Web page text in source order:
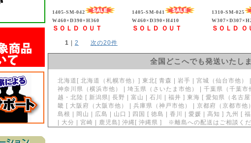
1405-SM-042
W460×D390×H360
ＳＯＬＤ ＯＵＴ
1405-SM-041
W460×D390×H410
ＳＯＬＤ ＯＵＴ
1310-SM-025
ＳＯＬＤ Ｏ
1 | 2 次の20件
全国どこへでも発送いたしま
北海道[ 北海道（札幌市他）] 東北[ 青森 | 岩手 | 宮城（仙台市他）
神奈川県（横浜市他） | 埼玉県（さいたま市他） | 千葉県（千葉
越・北陸 [ 新潟県| 長野 | 富山 | 石川 | 福井 ] 東海 [ 愛知県（名古
畿 [ 大阪府（大阪市他） | 兵庫県（神戸市他） | 京都府（京都市
島根 | 岡山 | 広島 | 山口 ] 四国 [ 徳島 | 香川 | 愛媛 | 高知 ] 九州 [
| 大分 | 宮崎 | 鹿児島] 沖縄[ 沖縄県 ] ※離島への配送はご相談くだ